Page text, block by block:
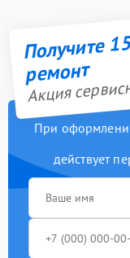
Получите
ремонт
Акция
При
действует